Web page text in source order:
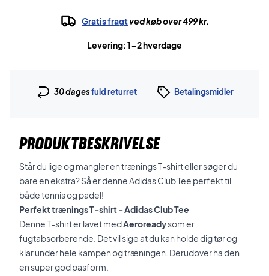
Gratis fragtved køb over 499 kr.
Levering: 1-2 hverdage
30 dagesfuld returret Betalingsmidler
PRODUKTBESKRIVELSE
Står du lige og mangler en trænings T-shirt eller søger du
bare en ekstra? Så er denne Adidas Club Tee perfekt til
både tennis og padel!
Perfekt trænings T-shirt - Adidas Club Tee
Denne T-shirt er lavet medAeroreadysom er
fugtabsorberende. Det vil sige at du kan holde dig tør og
klar under hele kampen og træningen. Derudover ha den
en super god pasform.